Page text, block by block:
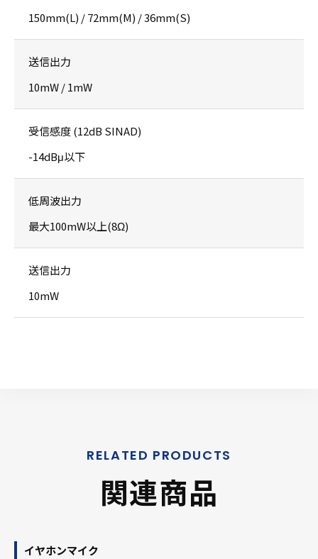
150mm(L) / 72mm(M) / 36mm(S)
送信出力
10mW / 1mW
受信感度 (12dB SINAD)
-14dBμ以下
低周波出力
最大100mW以上(8Ω)
送信出力
10mW
関連商品
イヤホンマイク